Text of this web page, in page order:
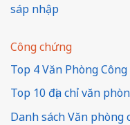
sáp nhập
Công chứng
Top 4 Văn Phòng
Top 10 địa chỉ văn
Danh sách Văn phòng